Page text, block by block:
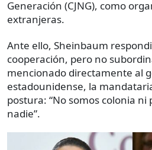
Generación (CJNG), como
extranjeras.
Ante ello, Sheinbaum
cooperación, pero no
mencionado directamente al
estadounidense, la
postura: “No somos colonia
nadie”.